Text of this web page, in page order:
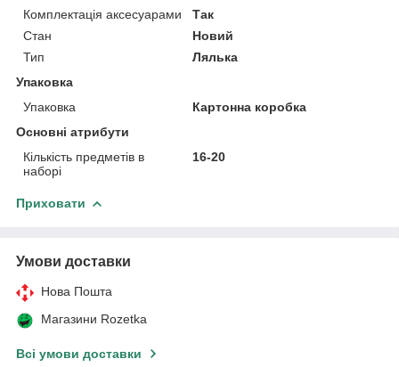
Комплектація аксесуарами
Так
Стан
Новий
Тип
Лялька
Упаковка
Упаковка
Картонна коробка
Основні атрибути
Кількість предметів в
наборі
16-20
Приховати
Умови доставки
Нова Пошта
Магазини Rozetka
Всі умови доставки